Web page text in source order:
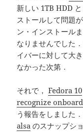
新しい 1TB HDD
ストールして問題
ン・インストール
なりませんでした
イバーに対して大
なかった次第．
それで，Fedora 10
recognize
う報告をしました
alsa のスナップシ